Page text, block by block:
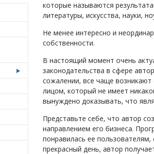
которые называются
литературы, искусства, науки,
Не менее интересно и
собственности.
В настоящий момент очень
законодательства в сфере
сожалении, все чаще возникают
лицом, который не имеет
вынуждено доказывать, что
Представьте себе, что автор
направлением его бизнеса.
понравилась ее
прекрасный день, автор